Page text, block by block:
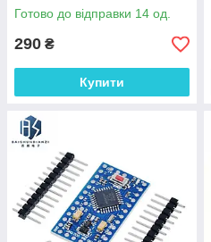
Готово до відправки 14 од.
290 ₴
Купити